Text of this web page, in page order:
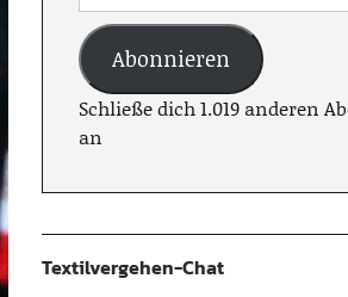
Abonnieren
Schließe dich 1.019 anderen
an
Textilvergehen-Chat